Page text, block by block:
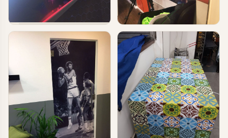
טפטים ומדבקות קיר בעסקים
עיצוב משרד
טפטים ומדבקות קיר בעסקים
עיצוב עסקים וחברות הייטק